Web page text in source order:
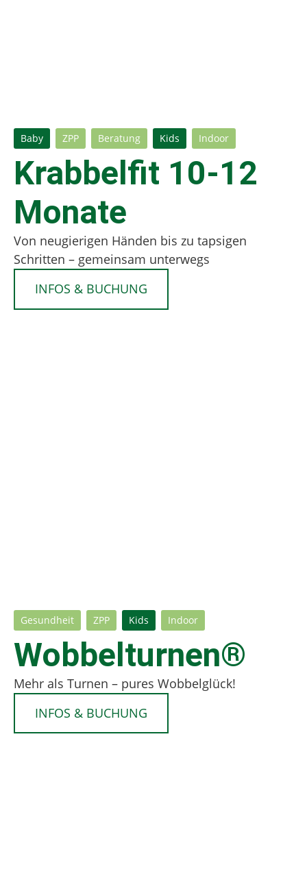
Baby ZPP Beratung Kids Indoor
Krabbelfit 10-12
Monate
Von neugierigen Händen bis zu tapsigen
Schritten – gemeinsam unterwegs
INFOS & BUCHUNG
Gesundheit ZPP Kids Indoor
Wobbelturnen®
Mehr als Turnen – pures Wobbelglück!
INFOS & BUCHUNG